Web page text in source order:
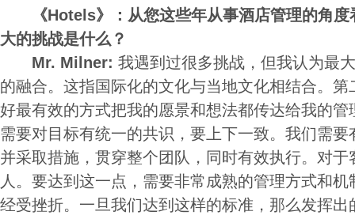
《Hotels》：从您这些年从事酒店管理的角
大的挑战是什么？
Mr. Milner: 我遇到过很多挑战，但我认为最
的融合。这指国际化的文化与当地文化相结合。
好最有效的方式把我的愿景和想法都传达给我的
需要对目标有统一的共识，要上下一致。我们需
并采取措施，贯穿整个团队，同时有效执行。对
人。要达到这一点，需要非常成熟的管理方式和
经受挫折。一旦我们达到这样的标准，那么发挥